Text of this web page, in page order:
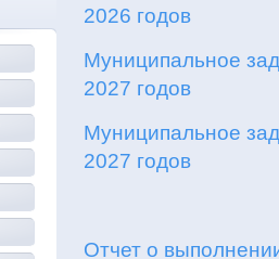
2026 годов
Муниципальное
2027 годов
Муниципальное
2027 годов
Отчет о